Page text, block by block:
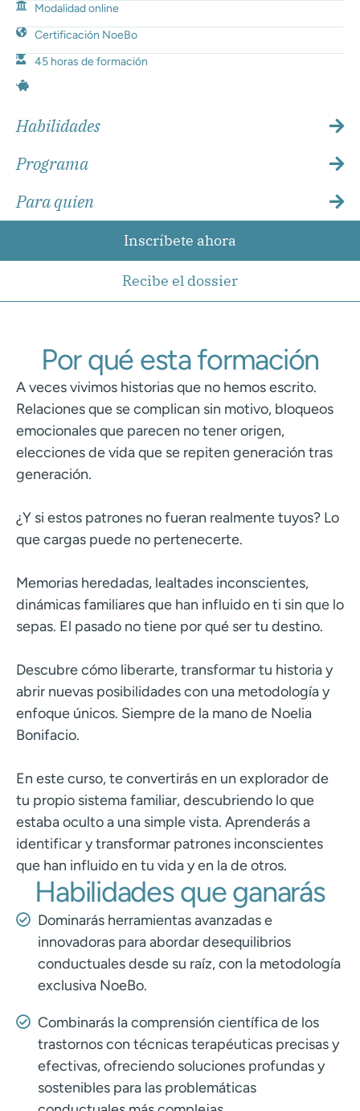
Modalidad online
Certificación NoeBo
45 horas de formación
Habilidades
Programa
Para quien
Inscríbete ahora
Recibe el dossier
Resumen curso
Inscríbete
Por qué esta formación
A veces vivimos historias que no hemos escrito.
Relaciones que se complican sin motivo, bloqueos
emocionales que parecen no tener origen,
elecciones de vida que se repiten generación tras
generación.
¿Y si estos patrones no fueran realmente tuyos? Lo
que cargas puede no pertenecerte.
Memorias heredadas, lealtades inconscientes,
dinámicas familiares que han influido en ti sin que lo
sepas. El pasado no tiene por qué ser tu destino.
Descubre cómo liberarte, transformar tu historia y
abrir nuevas posibilidades con una metodología y
enfoque únicos. Siempre de la mano de Noelia
Bonifacio.
En este curso, te convertirás en un explorador de
tu propio sistema familiar, descubriendo lo que
estaba oculto a una simple vista. Aprenderás a
identificar y transformar patrones inconscientes
que han influido en tu vida y en la de otros.
Habilidades que ganarás
Dominarás herramientas avanzadas e
innovadoras para abordar desequilibrios
conductuales desde su raíz, con la metodología
exclusiva NoeBo.
Combinarás la comprensión científica de los
trastornos con técnicas terapéuticas precisas y
efectivas, ofreciendo soluciones profundas y
sostenibles para las problemáticas